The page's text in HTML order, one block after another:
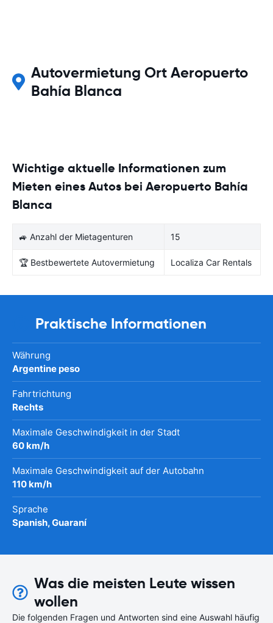
Autovermietung Ort Aeropuerto
Bahía Blanca
Wichtige aktuelle Informationen zum
Mieten eines Autos bei Aeropuerto Bahía
Blanca
🚙 Anzahl der Mietagenturen 15
🏆 Bestbewertete Autovermietung Localiza Car Rentals
Praktische Informationen
Währung
Argentine peso
Fahrtrichtung
Rechts
Maximale Geschwindigkeit in der Stadt
60 km/h
Maximale Geschwindigkeit auf der Autobahn
110 km/h
Sprache
Spanish, Guaraní
Was die meisten Leute wissen
wollen
Die folgenden Fragen und Antworten sind eine Auswahl häufig